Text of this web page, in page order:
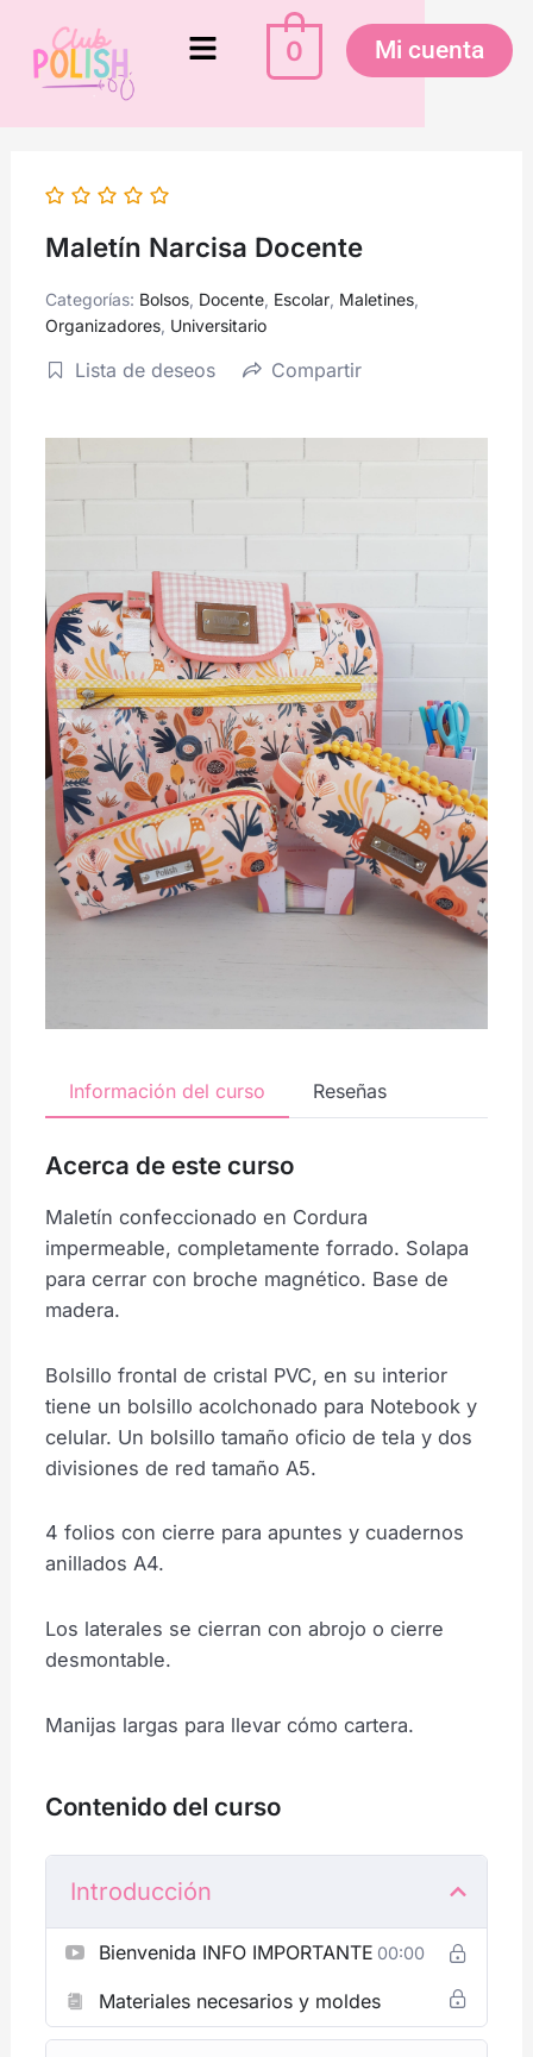
contenido
Menú 0 Mi cuenta
Maletín Narcisa Docente
Categorías: Bolsos, Docente, Escolar, Maletines,
Organizadores, Universitario
Lista de deseos Compartir
Información del curso Reseñas
Acerca de este curso
Maletín confeccionado en Cordura
impermeable, completamente forrado. Solapa
para cerrar con broche magnético. Base de
madera.
Bolsillo frontal de cristal PVC, en su interior
tiene un bolsillo acolchonado para Notebook y
celular. Un bolsillo tamaño oficio de tela y dos
divisiones de red tamaño A5.
4 folios con cierre para apuntes y cuadernos
anillados A4.
Los laterales se cierran con abrojo o cierre
desmontable.
Manijas largas para llevar cómo cartera.
Contenido del curso
Introducción
Bienvenida INFO IMPORTANTE 00:00
Materiales necesarios y moldes